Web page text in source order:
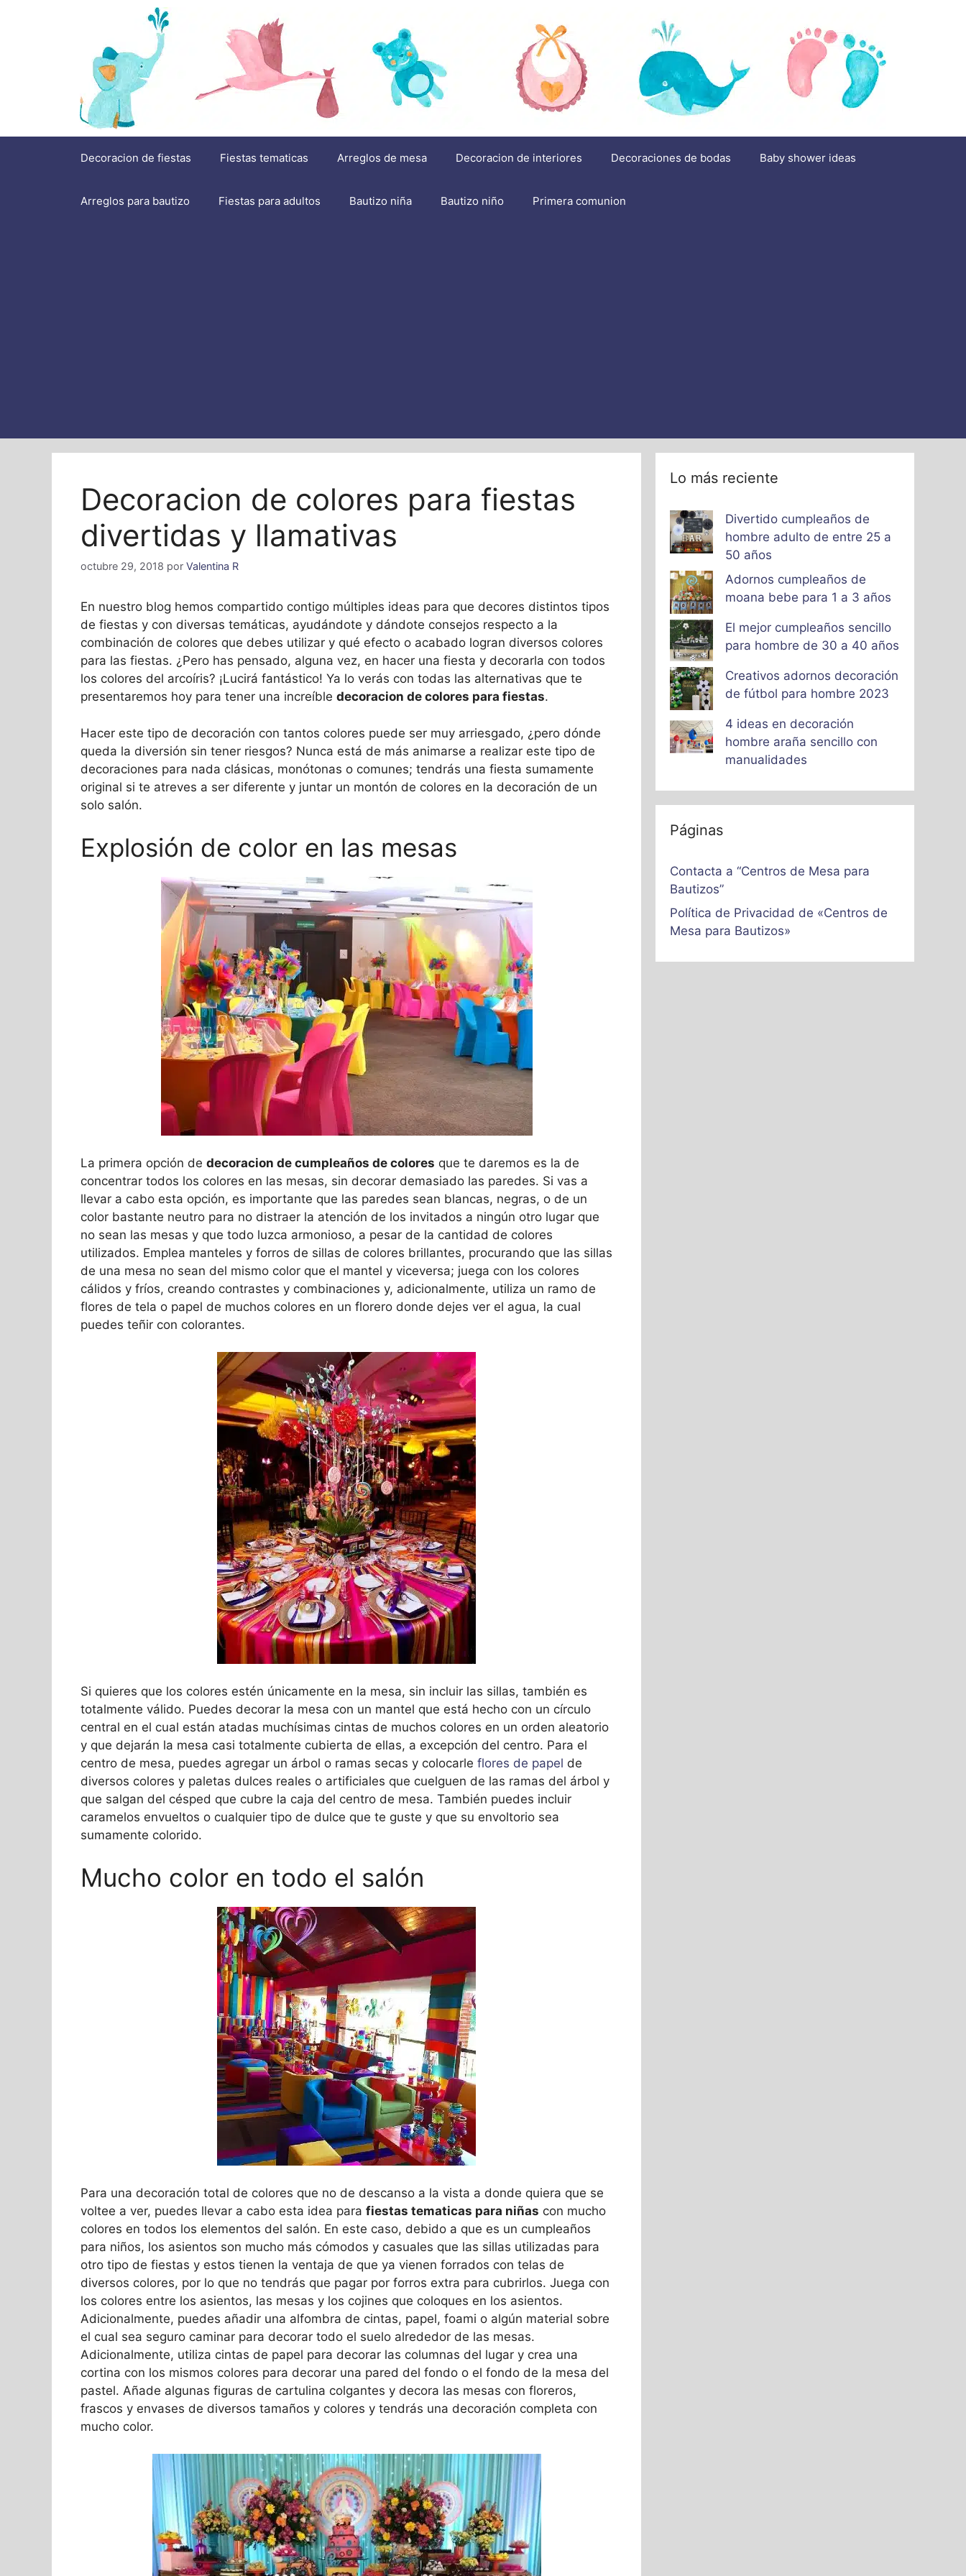
Decoracion de fiestas Fiestas tematicas Arreglos de mesa Decoracion de interiores Decoraciones de bodas Baby shower ideas
Arreglos para bautizo Fiestas para adultos Bautizo niña Bautizo niño Primera comunion
Decoracion de colores para fiestas
divertidas y llamativas
octubre 29, 2018 por Valentina R
En nuestro blog hemos compartido contigo múltiples ideas para que decores distintos tipos
de fiestas y con diversas temáticas, ayudándote y dándote consejos respecto a la
combinación de colores que debes utilizar y qué efecto o acabado logran diversos colores
para las fiestas. ¿Pero has pensado, alguna vez, en hacer una fiesta y decorarla con todos
los colores del arcoíris? ¡Lucirá fantástico! Ya lo verás con todas las alternativas que te
presentaremos hoy para tener una increíble decoracion de colores para fiestas.
Hacer este tipo de decoración con tantos colores puede ser muy arriesgado, ¿pero dónde
queda la diversión sin tener riesgos? Nunca está de más animarse a realizar este tipo de
decoraciones para nada clásicas, monótonas o comunes; tendrás una fiesta sumamente
original si te atreves a ser diferente y juntar un montón de colores en la decoración de un
solo salón.
Explosión de color en las mesas
La primera opción de decoracion de cumpleaños de colores que te daremos es la de
concentrar todos los colores en las mesas, sin decorar demasiado las paredes. Si vas a
llevar a cabo esta opción, es importante que las paredes sean blancas, negras, o de un
color bastante neutro para no distraer la atención de los invitados a ningún otro lugar que
no sean las mesas y que todo luzca armonioso, a pesar de la cantidad de colores
utilizados. Emplea manteles y forros de sillas de colores brillantes, procurando que las sillas
de una mesa no sean del mismo color que el mantel y viceversa; juega con los colores
cálidos y fríos, creando contrastes y combinaciones y, adicionalmente, utiliza un ramo de
flores de tela o papel de muchos colores en un florero donde dejes ver el agua, la cual
puedes teñir con colorantes.
Si quieres que los colores estén únicamente en la mesa, sin incluir las sillas, también es
totalmente válido. Puedes decorar la mesa con un mantel que está hecho con un círculo
central en el cual están atadas muchísimas cintas de muchos colores en un orden aleatorio
y que dejarán la mesa casi totalmente cubierta de ellas, a excepción del centro. Para el
centro de mesa, puedes agregar un árbol o ramas secas y colocarle flores de papel de
diversos colores y paletas dulces reales o artificiales que cuelguen de las ramas del árbol y
que salgan del césped que cubre la caja del centro de mesa. También puedes incluir
caramelos envueltos o cualquier tipo de dulce que te guste y que su envoltorio sea
sumamente colorido.
Mucho color en todo el salón
Para una decoración total de colores que no de descanso a la vista a donde quiera que se
voltee a ver, puedes llevar a cabo esta idea para fiestas tematicas para niñas con mucho
colores en todos los elementos del salón. En este caso, debido a que es un cumpleaños
para niños, los asientos son mucho más cómodos y casuales que las sillas utilizadas para
otro tipo de fiestas y estos tienen la ventaja de que ya vienen forrados con telas de
diversos colores, por lo que no tendrás que pagar por forros extra para cubrirlos. Juega con
los colores entre los asientos, las mesas y los cojines que coloques en los asientos.
Adicionalmente, puedes añadir una alfombra de cintas, papel, foami o algún material sobre
el cual sea seguro caminar para decorar todo el suelo alrededor de las mesas.
Adicionalmente, utiliza cintas de papel para decorar las columnas del lugar y crea una
cortina con los mismos colores para decorar una pared del fondo o el fondo de la mesa del
pastel. Añade algunas figuras de cartulina colgantes y decora las mesas con floreros,
frascos y envases de diversos tamaños y colores y tendrás una decoración completa con
mucho color.
Lo más reciente
Divertido cumpleaños de
hombre adulto de entre 25 a
50 años
Adornos cumpleaños de
moana bebe para 1 a 3 años
El mejor cumpleaños sencillo
para hombre de 30 a 40 años
Creativos adornos decoración
de fútbol para hombre 2023
4 ideas en decoración
hombre araña sencillo con
manualidades
Páginas
Contacta a “Centros de Mesa para
Bautizos”
Política de Privacidad de «Centros de
Mesa para Bautizos»